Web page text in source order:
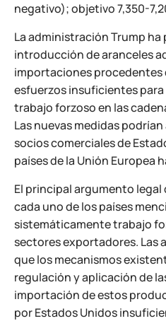
negativo); objetivo 7,350-
La administración Trump ha
introducción de aranceles
importaciones procedentes
esfuerzos insuficientes
trabajo forzoso en las
Las nuevas medidas
socios comerciales de
países de la Unión Europea
El principal argumento
cada uno de los países
sistemáticamente trabajo
sectores exportadores. Las
que los mecanismos
regulación y aplicación de
importación de estos
por Estados Unidos